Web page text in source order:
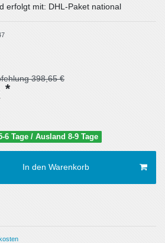
erfolgt mit: DHL-Paket national
398,65 €
*
6 Tage / Ausland 8-9 Tage
In den Warenkorb